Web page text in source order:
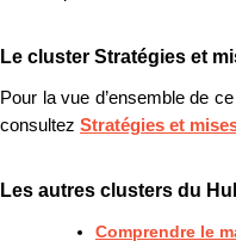
Le cluster Stratégies et
Pour la vue d’ensemble de
consultez Stratégies et
Les autres clusters du
Comprendre le